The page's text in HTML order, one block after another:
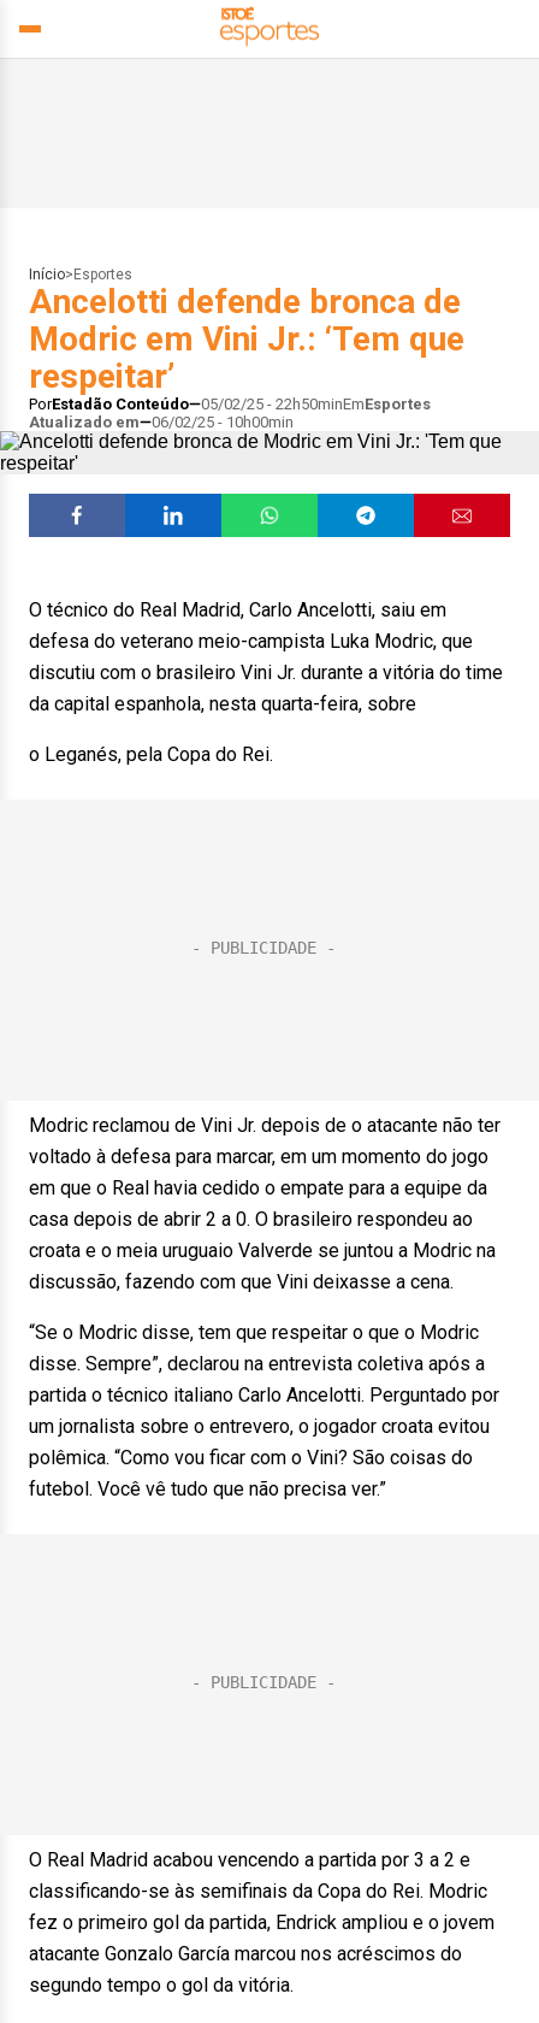
Início> Esportes
Ancelotti defende bronca de
Modric em Vini Jr.: ‘Tem que
respeitar’
PorEstadão Conteúdo 05/02/25 - 22h50minEmEsportes
Atualizado em
06/02/25 - 10h00min
O técnico do Real Madrid, Carlo Ancelotti, saiu em
defesa do veterano meio-campista Luka Modric, que
discutiu com o brasileiro Vini Jr. durante a vitória do time
da capital espanhola, nesta quarta-feira, sobre
o Leganés, pela Copa do Rei.
Modric reclamou de Vini Jr. depois de o atacante não ter
voltado à defesa para marcar, em um momento do jogo
em que o Real havia cedido o empate para a equipe da
casa depois de abrir 2 a 0. O brasileiro respondeu ao
croata e o meia uruguaio Valverde se juntou a Modric na
discussão, fazendo com que Vini deixasse a cena.
“Se o Modric disse, tem que respeitar o que o Modric
disse. Sempre”, declarou na entrevista coletiva após a
partida o técnico italiano Carlo Ancelotti. Perguntado por
um jornalista sobre o entrevero, o jogador croata evitou
polêmica. “Como vou ficar com o Vini? São coisas do
futebol. Você vê tudo que não precisa ver.”
O Real Madrid acabou vencendo a partida por 3 a 2 e
classificando-se às semifinais da Copa do Rei. Modric
fez o primeiro gol da partida, Endrick ampliou e o jovem
atacante Gonzalo García marcou nos acréscimos do
segundo tempo o gol da vitória.